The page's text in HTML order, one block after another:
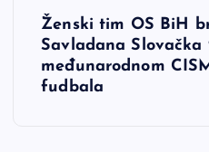
Ženski tim OS BiH
Savladana Slovačka
međunarodnom
fudbala